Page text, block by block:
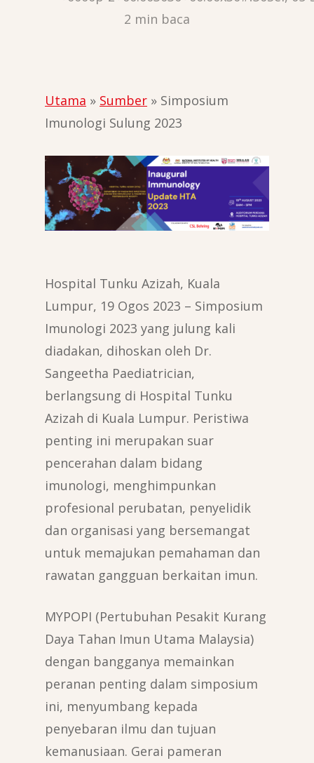
2 min baca
Utama » Sumber » Simposium
Imunologi Sulung 2023
Hospital Tunku Azizah, Kuala
Lumpur, 19 Ogos 2023 – Simposium
Imunologi 2023 yang julung kali
diadakan, dihoskan oleh Dr.
Sangeetha Paediatrician,
berlangsung di Hospital Tunku
Azizah di Kuala Lumpur. Peristiwa
penting ini merupakan suar
pencerahan dalam bidang
imunologi, menghimpunkan
profesional perubatan, penyelidik
dan organisasi yang bersemangat
untuk memajukan pemahaman dan
rawatan gangguan berkaitan imun.
MYPOPI (Pertubuhan Pesakit Kurang
Daya Tahan Imun Utama Malaysia)
dengan bangganya memainkan
peranan penting dalam simposium
ini, menyumbang kepada
penyebaran ilmu dan tujuan
kemanusiaan. Gerai pameran